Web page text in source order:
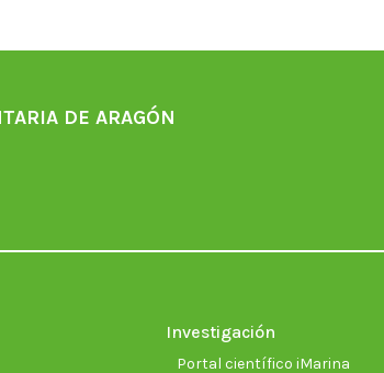
DE ARAGÓN
Investigación
Portal científico iMarina